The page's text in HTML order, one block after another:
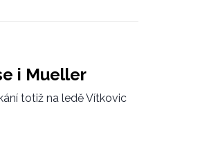
i Mueller
totiž na ledě Vítkovic